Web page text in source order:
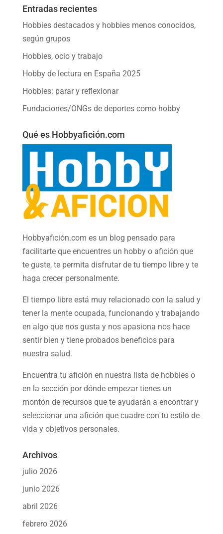
Entradas recientes
Hobbies destacados y hobbies menos conocidos,
según grupos
Hobbies, ocio y trabajo
Hobby de lectura en España 2025
Hobbies: parar y reflexionar
Fundaciones/ONGs de deportes como hobby
Qué es Hobbyafición.com
Hobbyafición.com es un blog pensado para
facilitarte que encuentres un hobby o afición que
te guste, te permita disfrutar de tu tiempo libre y te
haga crecer personalmente.
El tiempo libre está muy relacionado con la salud y
tener la mente ocupada, funcionando y trabajando
en algo que nos gusta y nos apasiona nos hace
sentir bien y tiene probados beneficios para
nuestra salud.
Encuentra tu afición en nuestra lista de hobbieso
en la sección por dónde empezar tienes un
montón de recursos que te ayudarán a encontrar y
seleccionar una afición que cuadre con tu estilo de
vida y objetivos personales.
Archivos
julio 2026
junio 2026
abril 2026
febrero 2026